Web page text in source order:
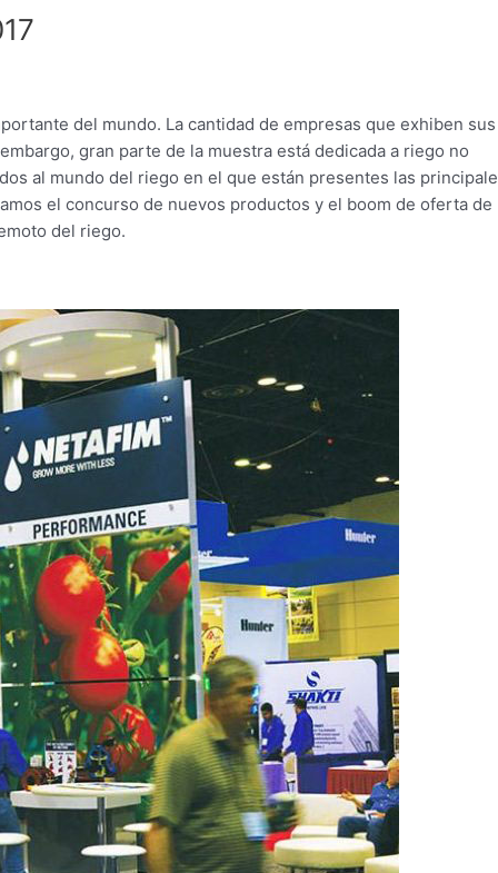
del mundo. La cantidad de empresas que exhiben sus
gran parte de la muestra está dedicada a riego no
al mundo del riego en el que están presentes las
el concurso de nuevos productos y el boom de oferta de
del riego.